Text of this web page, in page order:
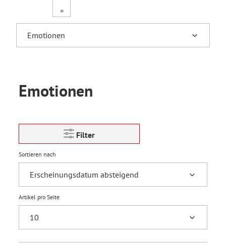
„
Emotionen
Filter
Sortieren nach
Artikel pro Seite